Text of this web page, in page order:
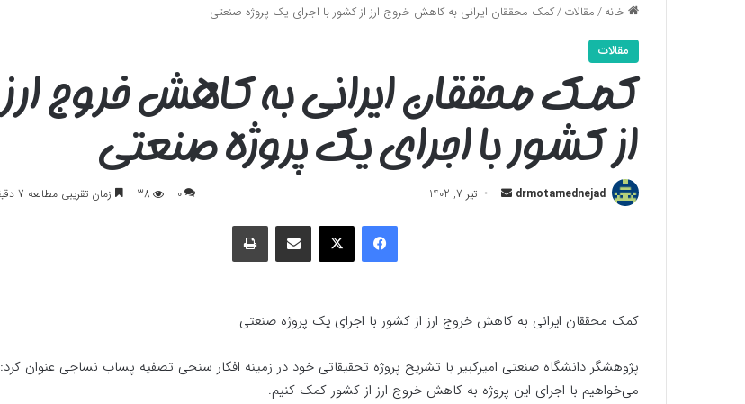
خانه/مقالات/کمک محققان ایرانی به کاهش خروج ارز از کشور با اجرای یک پروژه صنعتی
مقالات
کمک محققان ایرانی به کاهش خروج ارز
از کشور با اجرای یک پروژه صنعتی
drmotamednejad
ارسال تیر 7, 1402 0
38 زمان تقریبی مطالعه 7 دقیقه
فیسبوک ایکس اشتراک گذاری با ایمیل چاپ
کمک محققان ایرانی به کاهش خروج ارز از کشور با اجرای یک پروژه صنعتی
پژوهشگر دانشگاه صنعتی امیرکبیر با تشریح پروژه تحقیقاتی خود در زمینه افکار سنجی تصفیه پساب نساجی عنوان کرد:
می‌خواهیم با اجرای این پروژه به کاهش خروج ارز از کشور کمک کنیم.